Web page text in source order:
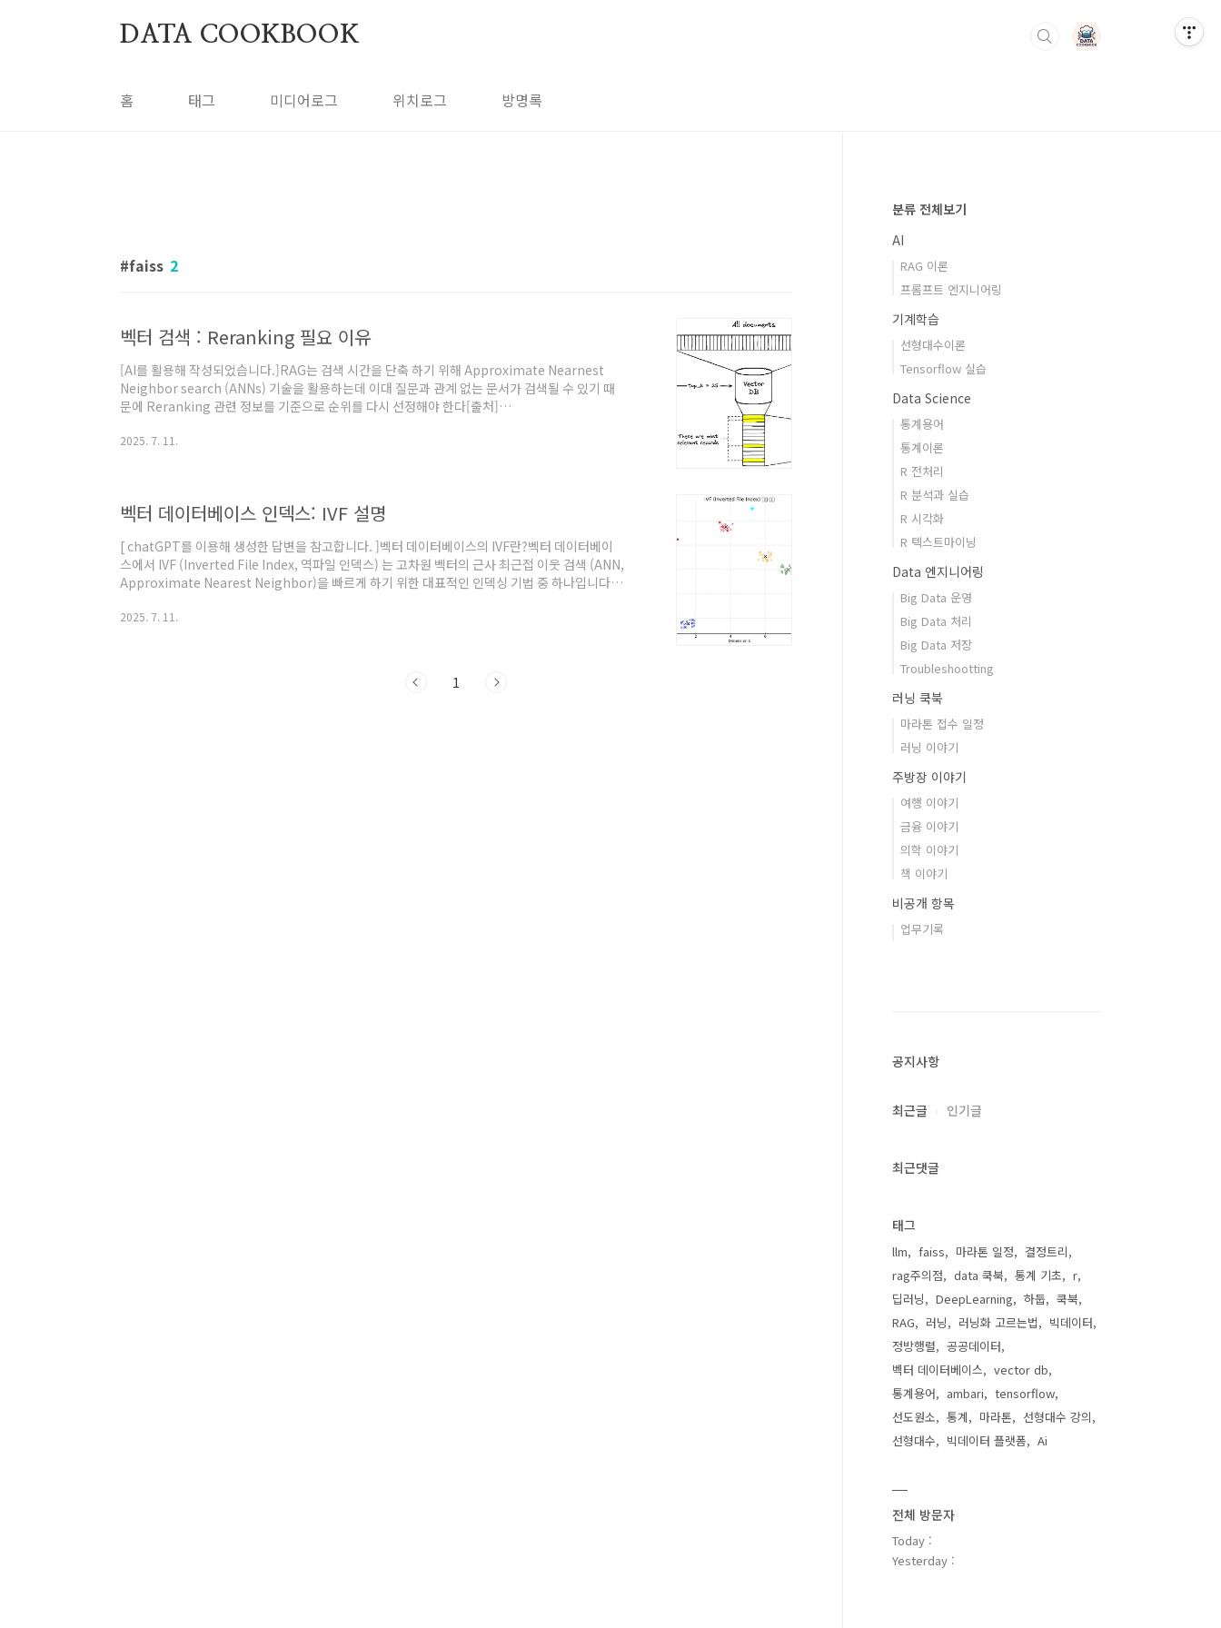
DATA COOKBOOK
홈 태그 미디어로그 위치로그 방명록
faiss 2
벡터 검색 : Reranking 필요 이유
[AI를 활용해 작성되었습니다.]RAG는 검색 시간을 단축 하기 위해 Approximate Nearnest
Neighbor search (ANNs) 기술을 활용하는데 이대 질문과 관계 없는 문서가 검색될 수 있기 때
문에 Reranking 관련 정보를 기준으로 순위를 다시 선정해야 한다[출처]
근사 검색 (ANN - Approximate Nearest Neighbor)IVF, HNSW, PQ 등의 인덱스는 전체 데
2025. 7. 11.
벡터 데이터베이스 인덱스: IVF 설명
[ chatGPT를 이용해 생성한 답변을 참고합니다. ]벡터 데이터베이스의 IVF란?벡터 데이터베이
스에서 IVF (Inverted File Index, 역파일 인덱스) 는 고차원 벡터의 근사 최근접 이웃 검색 (ANN,
Approximate Nearest Neighbor)을 빠르게 하기 위한 대표적인 인덱싱 기법 중 하나입니다.
이디어고차원 벡터들을 직접 비교하지 않고, 벡터들을 여러 개의 클러스터(버킷)로 먼저 분할해두
2025. 7. 11.
1
분류 전체보기
AI
RAG 이론
프롬프트 엔지니어링
기계학습
선형대수이론
Tensorflow 실습
Data Science
통계용어
통계이론
R 전처리
R 분석과 실습
R 시각화
R 텍스트마이닝
Data 엔지니어링
Big Data 운영
Big Data 처리
Big Data 저장
Troubleshootting
러닝 쿡북
마라톤 접수 일정
러닝 이야기
주방장 이야기
여행 이야기
금융 이야기
의학 이야기
책 이야기
비공개 항목
업무기록
공지사항
최근글 인기글
최근댓글
태그
llm faiss 마라톤 일정
결정트리
rag주의점
data 쿡북 통계 기초
r
딥러닝
DeepLearning 하둡
쿡북
RAG
러닝 러닝화 고르는법
빅데이터
정방행렬
공공데이터
벡터 데이터베이스
vector db
통계용어
ambari
tensorflow
선도원소
통계 마라톤
선형대수 강의
선형대수
빅데이터 플랫폼 Ai
전체 방문자
Today :
Yesterday :